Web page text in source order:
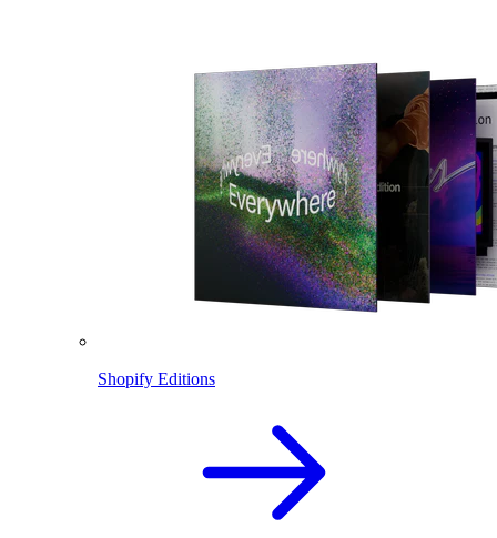
Shopify Editions